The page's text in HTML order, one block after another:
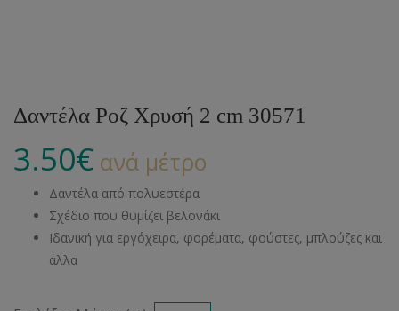
Δαντέλα Ροζ Χρυσή 2 cm 30571
3.50€ ανά μέτρο
Δαντέλα από πολυεστέρα
Σχέδιο που θυμίζει βελονάκι
Ιδανική για εργόχειρα, φορέματα, φούστες, μπλούζες και
άλλα